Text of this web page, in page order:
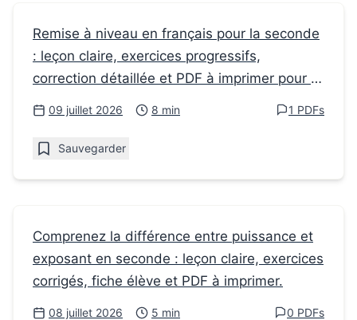
Fiches de révision
Exercices 6ème Français pour réussir sa
remise à niveau en seconde
Remise à niveau en français pour la seconde
: leçon claire, exercices progressifs,
correction détaillée et PDF à imprimer pour le
commentaire composé.
09 juillet 2026 8 min 1 PDFs
Sauvegarder
Fiches de révision
En mathématiques, le synonyme de
puissance est « exposant » en seconde
Comprenez la différence entre puissance et
exposant en seconde : leçon claire, exercices
corrigés, fiche élève et PDF à imprimer.
08 juillet 2026 5 min 0 PDFs